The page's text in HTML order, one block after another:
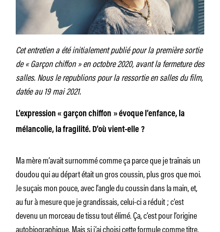
Cet entretien a été initialement publié pour la première sortie
de « Garçon chiffon » en octobre 2020, avant la fermeture des
salles. Nous le republions pour la ressortie en salles du film,
datée au 19 mai 2021.
L’expression « garçon chiffon » évoque l’enfance, la
mélancolie, la fragilité. D’où vient-elle ?
Ma mère m’avait surnommé comme ça parce que je traînais un
doudou qui au départ était un gros coussin, plus gros que moi.
Je suçais mon pouce, avec l’angle du coussin dans la main, et,
au fur à mesure que je grandissais, celui-ci a réduit ; c’est
devenu un morceau de tissu tout élimé. Ça, c’est pour l’origine
autobiographique. Mais si j’ai choisi cette formule comme titre,